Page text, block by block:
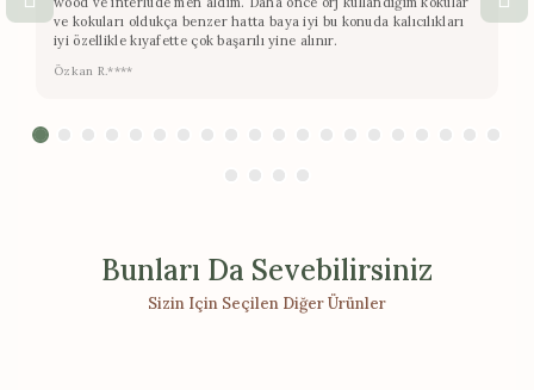
ve kokuları oldukça benzer hatta baya iyi bu konuda kalıcılıkları
iyi özellikle kıyafette çok başarılı yine alınır.
Özkan R.****
Bunları Da Sevebilirsiniz
Sizin Için Seçilen Diğer Ürünler